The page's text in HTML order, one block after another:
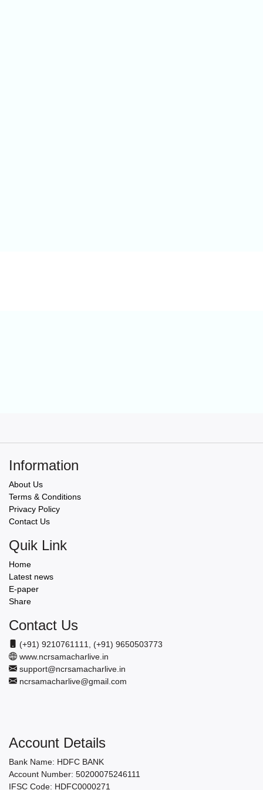
Information
About Us
Terms & Conditions
Privacy Policy
Contact Us
Quik Link
Home
Latest news
E-paper
Share
Contact Us
(+91) 9210761111, (+91) 9650503773
www.ncrsamacharlive.in
support@ncrsamacharlive.in
ncrsamacharlive@gmail.com
Account Details
Bank Name: HDFC BANK
Account Number: 50200075246111
IFSC Code: HDFC0000271